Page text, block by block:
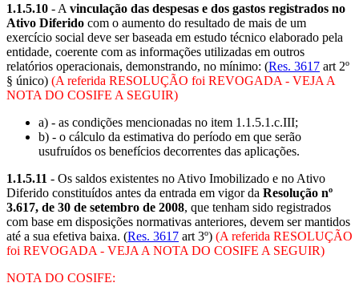
1.1.5.10 - A vinculação das despesas e dos gastos registrados no
Ativo Diferido com o aumento do resultado de mais de um
exercício social deve ser baseada em estudo técnico elaborado pela
entidade, coerente com as informações utilizadas em outros
relatórios operacionais, demonstrando, no mínimo: (Res. 3617 art 2º
§ único) (A referida RESOLUÇÃO foi REVOGADA - VEJA A
NOTA DO COSIFE A SEGUIR)
a) - as condições mencionadas no item 1.1.5.1.c.III;
b) - o cálculo da estimativa do período em que serão
usufruídos os benefícios decorrentes das aplicações.
1.1.5.11 - Os saldos existentes no Ativo Imobilizado e no Ativo
Diferido constituídos antes da entrada em vigor da Resolução nº
3.617, de 30 de setembro de 2008, que tenham sido registrados
com base em disposições normativas anteriores, devem ser mantidos
até a sua efetiva baixa. (Res. 3617 art 3º) (A referida RESOLUÇÃO
foi REVOGADA - VEJA A NOTA DO COSIFE A SEGUIR)
NOTA DO COSIFE: